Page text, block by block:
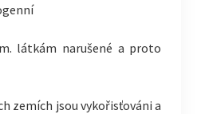
látkám narušené a proto
zemích jsou vykořisťováni a